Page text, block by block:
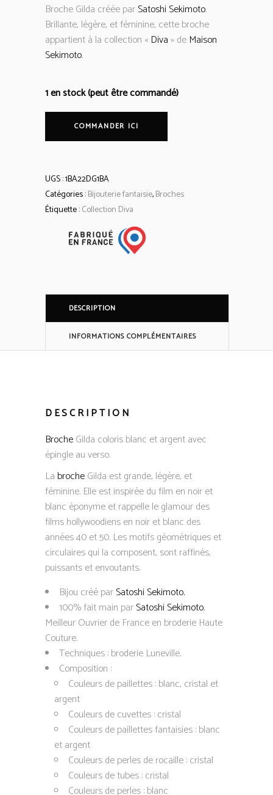
Broche Gilda créée parSatoshi Sekimoto.
Brillante, légère, et féminine, cette broche
appartient à la collection « Diva» de Maison
Sekimoto.
1 en stock (peut être commandé)
COMMANDER ICI
UGS :1BA22DG1BA
Catégories :Bijouterie fantaisie,Broches
Étiquette :Collection Diva
DESCRIPTION
INFORMATIONS COMPLÉMENTAIRES
DESCRIPTION
BrocheGilda coloris blanc et argent avec
épingle au verso.
La brocheGilda est grande, légère, et
féminine. Elle est inspirée du film en noir et
blanc éponyme et rappelle le glamour des
films hollywoodiens en noir et blanc des
années 40 et 50. Les motifs géométriques et
circulaires qui la composent, sont raffinés,
puissants et envoutants.
Bijou créé parSatoshi Sekimoto.
100% fait main parSatoshi Sekimoto,
Meilleur Ouvrier de France en broderie Haute
Couture.
Techniques : broderie Luneville.
Composition :
Couleurs de paillettes : blanc, cristal et
argent
Couleurs de cuvettes : cristal
Couleurs de paillettes fantaisies : blanc
et argent
Couleurs de perles de rocaille : cristal
Couleurs de tubes : cristal
Couleurs de perles : blanc